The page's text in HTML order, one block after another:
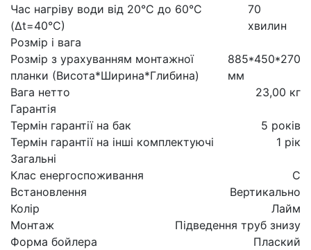
Час нагріву води від 20°С до 60°С
(Δt=40°С)
70
хвилин
Розмір і вага
Розмір з урахуванням монтажної
планки (Висота*Ширина*Глибина)
885*450*270
мм
Вага нетто
23,00 кг
Гарантія
Термін гарантії на бак
5 років
Термін гарантії на інші комплектуючі
1 рік
Загальні
Клас енергоспоживання
C
Встановлення
Вертикально
Колір
Лайм
Монтаж
Підведення труб знизу
Форма бойлера
Плаский